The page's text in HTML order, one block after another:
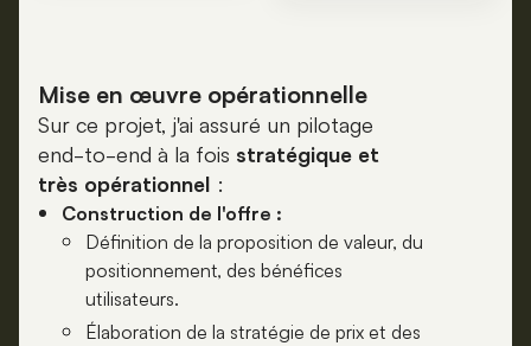
Mise en œuvre opérationnelle
Sur ce projet, j'ai assuré un pilotage
end-to-end à la fois stratégique et
très opérationnel :
Construction de l'offre :
Définition de la proposition de valeur, du
positionnement, des bénéfices
utilisateurs.
Élaboration de la stratégie de prix et des